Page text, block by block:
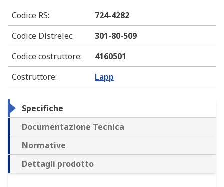
Codice RS:
724-4282
Codice Distrelec:
301-80-509
Codice costruttore:
4160501
Costruttore: Lapp
Specifiche
Documentazione Tecnica
Normative
Dettagli prodotto